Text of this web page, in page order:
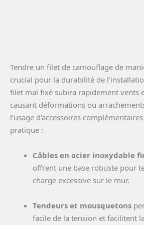
Tendre un filet de camouflage de
crucial pour la durabilité de
filet mal fixé subira rapidement vents
causant déformations ou
l’usage d’accessoires
pratique :
Câbles en acier inoxydable
offrent une base robuste pour
charge excessive sur le mur.
Tendeurs et mousquetons
facile de la tension et facilitent